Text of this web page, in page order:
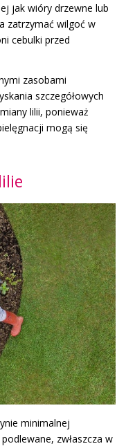
jak wióry drzewne lub
zatrzymać wilgoć w
cebulki przed
zasobami
szczegółowych
lilii, ponieważ
mogą się
minimalnej
zwłaszcza w